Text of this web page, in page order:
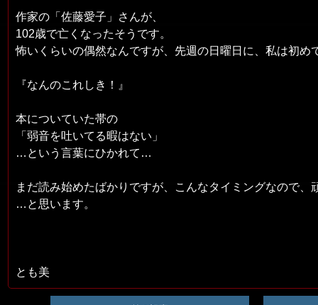
作家の「佐藤愛子」さんが、
102歳で亡くなったそうです。
怖いくらいの偶然なんですが、先週の日曜日に、私は初め
『なんのこれしき！』
本についていた帯の
「弱音を吐いてる暇はない」
…という言葉にひかれて…
まだ読み始めたばかりですが、こんなタイミングなので、
…と思います。
とも美